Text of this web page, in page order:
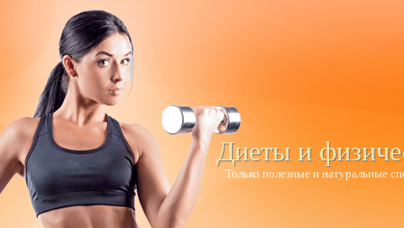
Диеты и
Только полезные и натуральные